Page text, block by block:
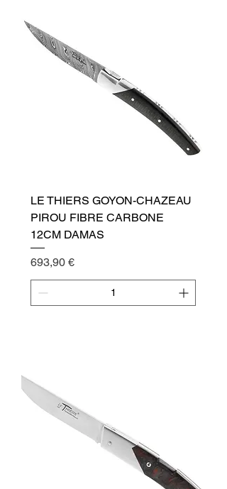
LE THIERS GOYON-CHAZEAU
PIROU FIBRE CARBONE
12CM DAMAS
Cena
693,90 €